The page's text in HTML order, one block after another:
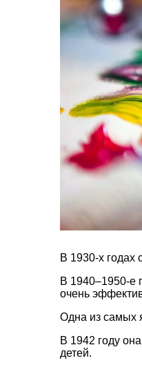
В 1930-х
В 1940–1950-е
очень
Одна из самых
В 1942 году
детей.